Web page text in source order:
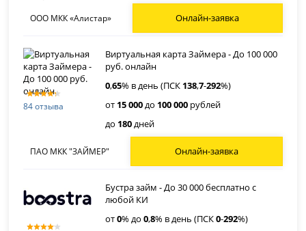
ООО МКК «Алистар» Онлайн-заявка
84 отзыва
Виртуальная карта Займера - До 100 000
руб. онлайн
0,65% в день (ПСК 138,7-292%)
от 15 000до 100 000 рублей
до 180дней
ПАО МКК "ЗАЙМЕР" Онлайн-заявка
Бустра займ - До 30 000 бесплатно с
любой КИ
от0% до0,8% в день (ПСК0-292%)